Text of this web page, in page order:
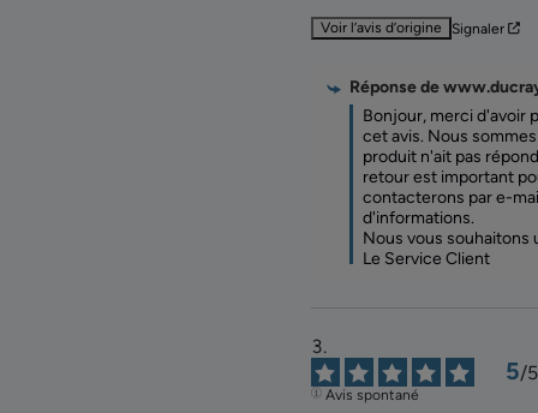
Voir l’avis d’origine Signaler
Réponse de
Bonjour, merci d'avoir
cet avis. Nous
produit n'ait pas
retour est important
contacterons par e-
d'informations.
Nous vous souhaitons
Le Service Client
5/5
Avis spontané